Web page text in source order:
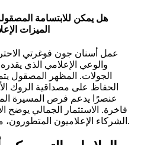
هل يمكن للابتسامة
الميزات
عمل أسنان جون فوغرتي
والوعي الإعلامي الذي يقدره
الجولات. المظهر المصقول
الحفاظ على مصداقية الروك
عنصرًا يدعم فرص المسيرة
فاخرة. الاستثمار الجمالي يوضح
الشركاء الإعلاميون المتطورون، مما يوسع الفرص لبناء إرث دائم.